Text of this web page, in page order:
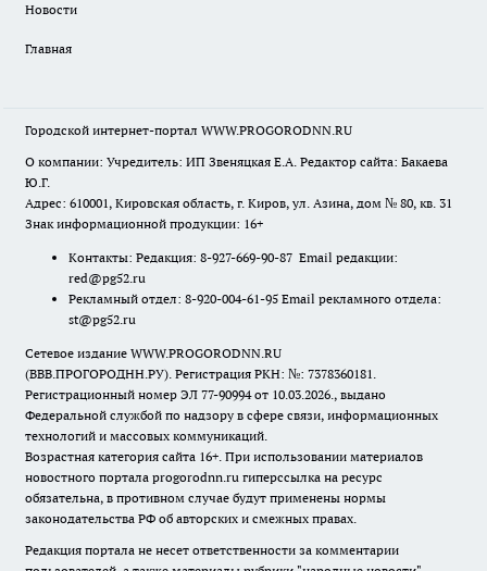
Новости
Главная
Городской интернет-портал WWW.PROGORODNN.RU
О компании: Учредитель: ИП Звеняцкая Е.А. Редактор сайта: Бакаева
Ю.Г.
Адрес: 610001, Кировская область, г. Киров, ул. Азина, дом № 80, кв. 31
Знак информационной продукции: 16+
Контакты: Редакция: 8-927-669-90-87 Email редакции:
red@pg52.ru
Рекламный отдел: 8-920-004-61-95 Email рекламного отдела:
st@pg52.ru
Сетевое издание WWW.PROGORODNN.RU
(ВВВ.ПРОГОРОДНН.РУ). Регистрация РКН: №: 7378360181.
Регистрационный номер ЭЛ 77-90994 от 10.03.2026., выдано
Федеральной службой по надзору в сфере связи, информационных
технологий и массовых коммуникаций.
Возрастная категория сайта 16+. При использовании материалов
новостного портала progorodnn.ru гиперссылка на ресурс
обязательна, в противном случае будут применены нормы
законодательства РФ об авторских и смежных правах.
Редакция портала не несет ответственности за комментарии